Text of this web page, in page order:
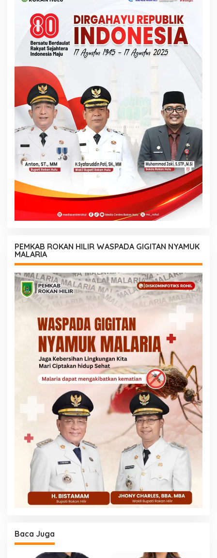
PEMKAB ROKAN HILIR WASPADA GIGITAN NYAMUK
MALARIA
Baca Juga